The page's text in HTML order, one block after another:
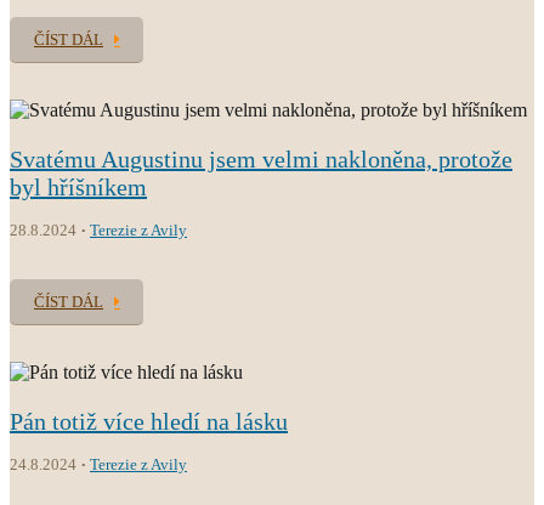
ČÍST DÁL
Svatému Augustinu jsem velmi nakloněna, protože
byl hříšníkem
28.8.2024 Terezie z Avily
ČÍST DÁL
Pán totiž více hledí na lásku
24.8.2024 Terezie z Avily